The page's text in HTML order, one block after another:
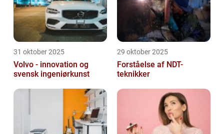
31 oktober 2025
Volvo - innovation og
svensk ingeniørkunst
29 oktober 2025
Forståelse af NDT-
teknikker